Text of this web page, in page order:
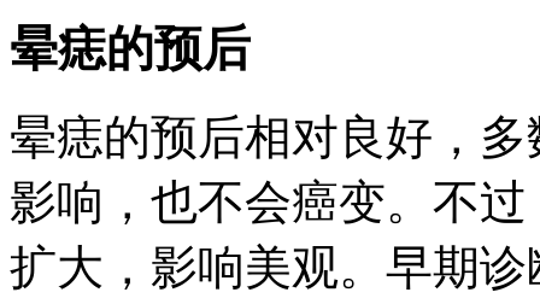
晕痣的预后
晕痣的预后相对良好，
影响，也不会癌变。不
扩大，影响美观。早期